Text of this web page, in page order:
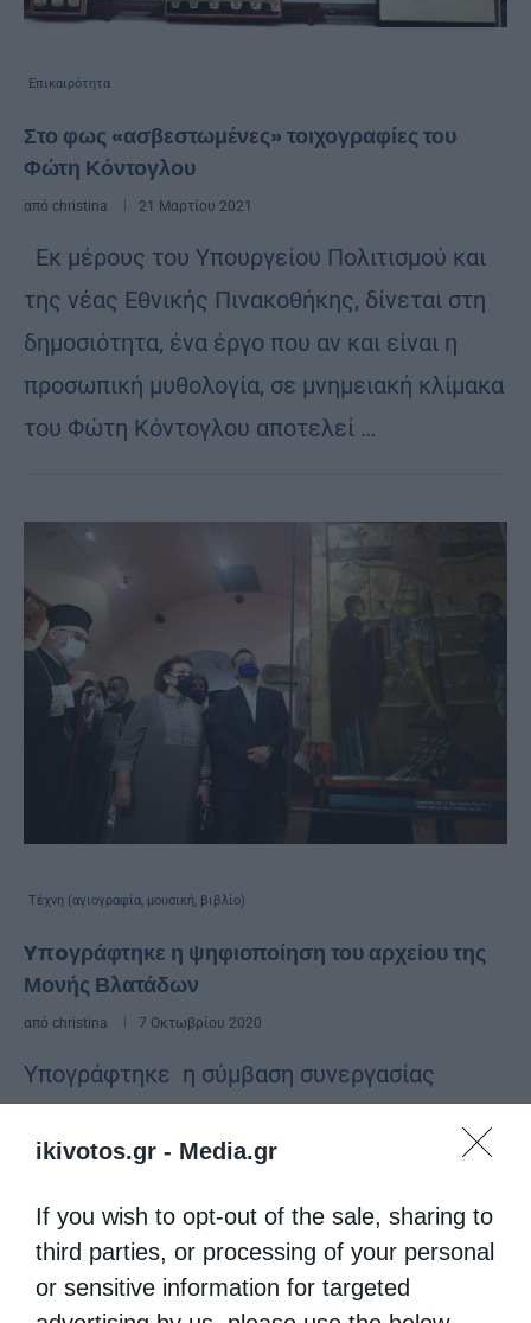
ikivotos.gr - Media.gr
If you wish to opt-out of the sale, sharing to
third parties, or processing of your personal
or sensitive information for targeted
Επικαιρότητα
Στο φως «ασβεστωμένες» τοιχογραφίες του
Φώτη Κόντογλου
από christina 21 Μαρτίου 2021
Εκ μέρους του Υπουργείου Πολιτισμού και
της νέας Εθνικής Πινακοθήκης, δίνεται στη
δημοσιότητα, ένα έργο που αν και είναι η
προσωπική μυθολογία, σε μνημειακή κλίμακα
του Φώτη Κόντογλου αποτελεί …
Τέχνη (αγιογραφία, μουσική, βιβλίο)
Yπoγράφτηκε η ψηφιοποίηση του αρχείου της
Μονής Βλατάδων
από christina 7 Οκτωβρίου 2020
Υπογράφτηκε η σύμβαση συνεργασίας
Περιφέρειας Κεντρικής Μακεδονίας και της
Μονής Βλατάδων για την ψηφιοποίηση του
αρχείου της μονής. «Οφείλουμε να
παραδώσουμε στις επόμενες γενιές